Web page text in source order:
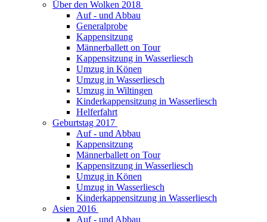
Über den Wolken 2018
Auf - und Abbau
Generalprobe
Kappensitzung
Männerballett on Tour
Kappensitzung in Wasserliesch
Umzug in Könen
Umzug in Wasserliesch
Umzug in Wiltingen
Kinderkappensitzung in Wasserliesch
Helferfahrt
Geburtstag 2017
Auf - und Abbau
Kappensitzung
Männerballett on Tour
Kappensitzung in Wasserliesch
Umzug in Könen
Umzug in Wasserliesch
Kinderkappensitzung in Wasserliesch
Asien 2016
Auf - und Abbau